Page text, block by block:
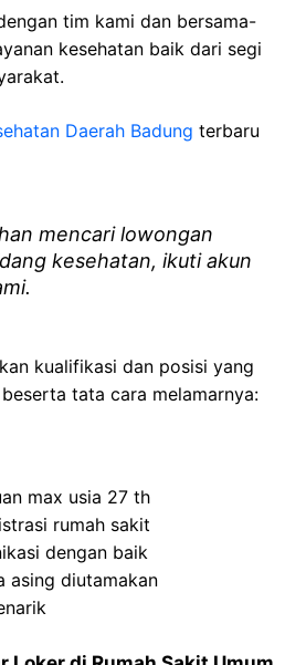
tim kami dan bersama-
kesehatan baik dari segi
Daerah Badung terbaru
mencari lowongan
kesehatan, ikuti akun
kualifikasi dan posisi yang
tata cara melamarnya:
max usia 27 th
rumah sakit
dengan baik
asing diutamakan